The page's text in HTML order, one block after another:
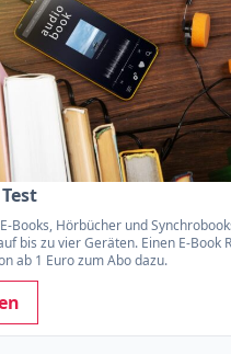
Books, Hörbücher und
bis zu vier Geräten. Einen E-Book
ab 1 Euro zum Abo dazu.